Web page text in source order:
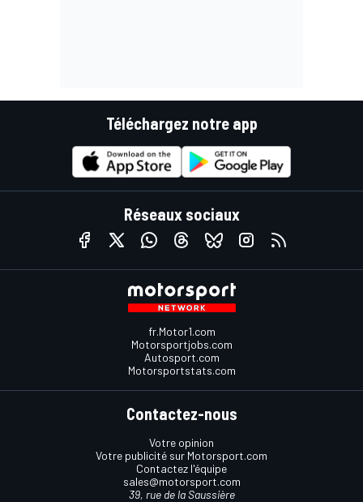
Téléchargez notre app
Réseaux sociaux
fr.Motor1.com
Motorsportjobs.com
Autosport.com
Motorsportstats.com
Contactez-nous
Votre opinion
Votre publicité sur Motorsport.com
Contactez l'équipe
sales@motorsport.com
39, rue de la Saussière